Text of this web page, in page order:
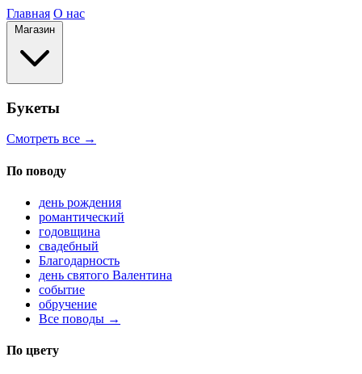
Главная О нас
Магазин
Букеты
Смотреть все →
По поводу
день рождения
романтический
годовщина
свадебный
Благодарность
день святого Валентина
событие
обручение
Все поводы →
По цвету